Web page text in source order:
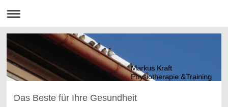
Markus Kraft
Physiotherapie &Training
Das Beste für Ihre Gesundheit